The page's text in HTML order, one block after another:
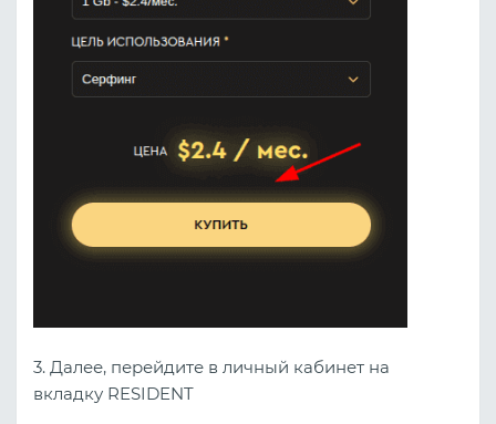
3. Далее, перейдите в личный кабинет на
вкладку RESIDENT